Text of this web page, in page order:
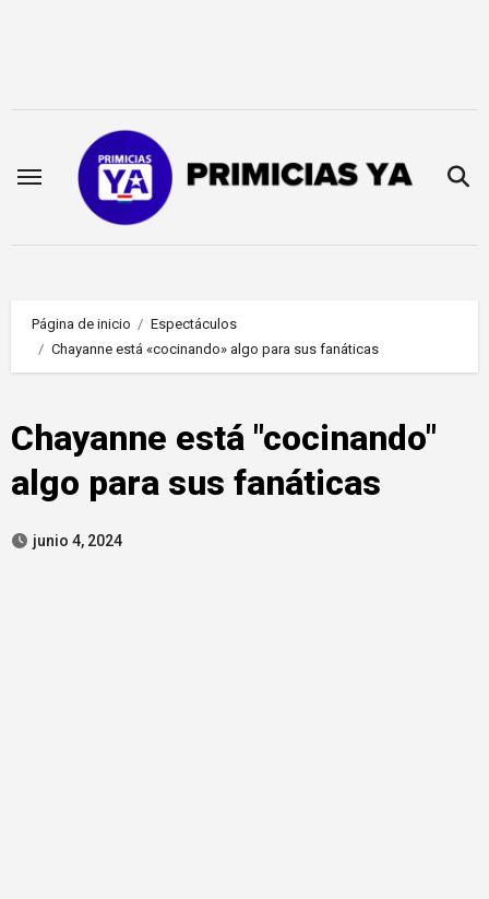
Página de inicio
Espectáculos
Chayanne está «cocinando» algo para sus fanáticas
Chayanne está "cocinando"
algo para sus fanáticas
junio 4, 2024